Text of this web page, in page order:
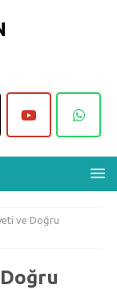
ve Doğru